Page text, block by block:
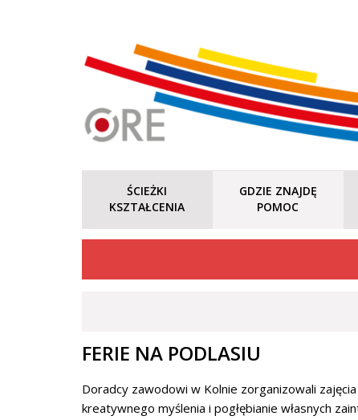
ŚCIEŻKI
KSZTAŁCENIA
GDZIE ZNAJDĘ
POMOC
FERIE NA PODLASIU
Doradcy zawodowi w Kolnie zorganizowali
kreatywnego myślenia i pogłębianie własnych